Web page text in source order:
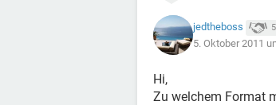
jedtheboss
5. Oktober 2011
Hi,
Zu welchem Format